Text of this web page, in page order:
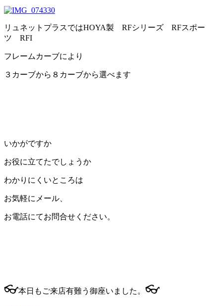
リュネットプラスではHOYA製 RFシリーズ RFスポー
ツ RFI
フレームカーブにより
３カーブから８カーブから選べます
いかがですか
お役に立てたでしょうか
わかりにくいところは
お気軽にメール、
お電話にてお問合せください。
👓本日もご来店有難う御座いました。 👓